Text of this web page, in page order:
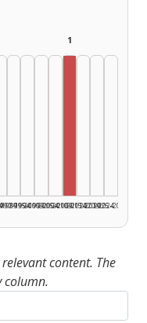
1995–1999
2000–2004
2005–2009
1
2010–2014
2015–2019
2020–2024
2025–2026
content. The
column.